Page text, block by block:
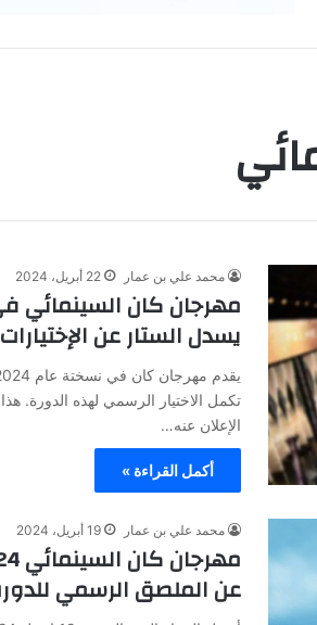
محمد علي بن عمار 22 أبريل، 2024
يسدل الستار عن
تكمل الاختيار الرسمي لهذه الدورة.
الإعلان عنه…
أكمل القراءة »
محمد علي بن عمار 19 أبريل، 2024
عن الملصق الرسمي للدورة